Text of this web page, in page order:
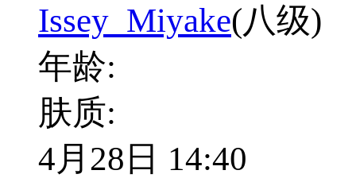
Issey_Miyake(八级)
年龄:
肤质:
4月28日 14:40